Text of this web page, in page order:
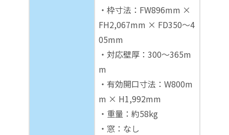
・枠寸法：FW896mm ×
FH2,067mm × FD350～4
05mm
・対応壁厚：300～365m
m
・有効開口寸法：W800m
m × H1,992mm
・重量：約58kg
・窓：なし